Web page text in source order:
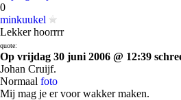
0
minkuukel
Lekker hoorrrr
quote:
Op vrijdag 30 juni 2006 @ 12:39
Johan Cruijf.
Normaal foto
Mij mag je er voor wakker maken.